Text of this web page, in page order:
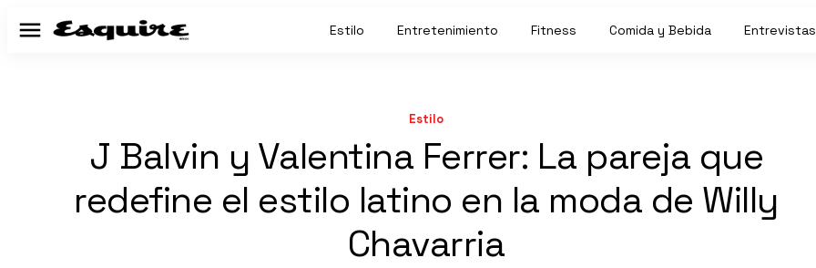
Menú Estilo Entretenimiento Fitness Comida y Bebida Entrevistas
Estilo
J Balvin y Valentina Ferrer: La pareja que
redefine el estilo latino en la moda de Willy
Chavarria